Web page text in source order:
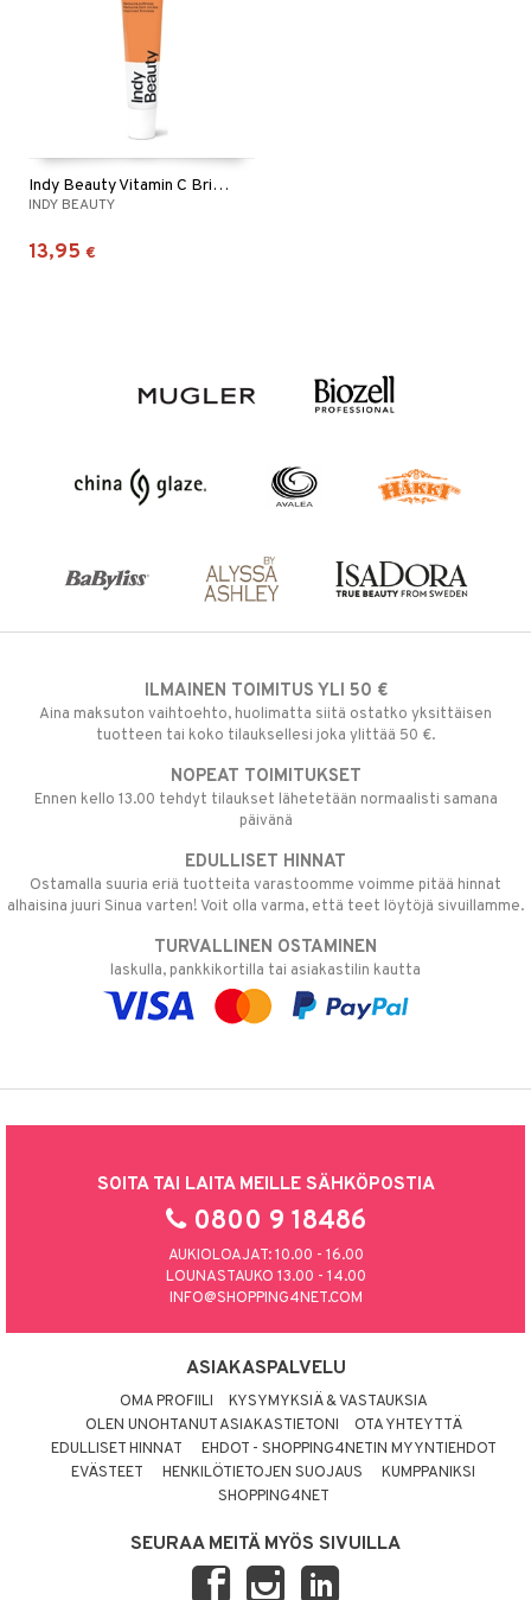
Indy Beauty Vitamin C Bright Eyes Cream
INDY BEAUTY
13,95 €
ILMAINEN TOIMITUS YLI 50 €
Aina maksuton vaihtoehto, huolimatta siitä ostatko yksittäisen
tuotteen tai koko tilauksellesi joka ylittää 50 €.
NOPEAT TOIMITUKSET
Ennen kello 13.00 tehdyt tilaukset lähetetään normaalisti samana
päivänä
EDULLISET HINNAT
Ostamalla suuria eriä tuotteita varastoomme voimme pitää hinnat
alhaisina juuri Sinua varten! Voit olla varma, että teet löytöjä sivuillamme.
TURVALLINEN OSTAMINEN
laskulla, pankkikortilla tai asiakastilin kautta
SOITA TAI LAITA MEILLE SÄHKÖPOSTIA
0800 9 18486
AUKIOLOAJAT: 10.00 - 16.00
LOUNASTAUKO 13.00 - 14.00
INFO@SHOPPING4NET.COM
ASIAKASPALVELU
OMA PROFIILI
KYSYMYKSIÄ & VASTAUKSIA
OLEN UNOHTANUT ASIAKASTIETONI
OTA YHTEYTTÄ
EDULLISET HINNAT
EHDOT - SHOPPING4NETIN MYYNTIEHDOT
EVÄSTEET
HENKILÖTIETOJEN SUOJAUS
KUMPPANIKSI
SHOPPING4NET
SEURAA MEITÄ MYÖS SIVUILLA